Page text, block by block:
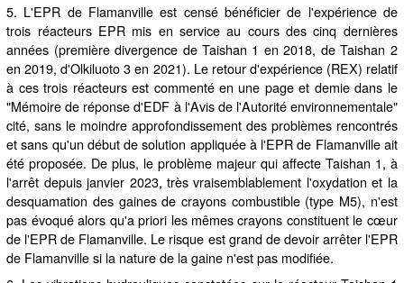
5. L'EPR de Flamanville est censé bénéficier de l'expérience de
trois réacteurs EPR mis en service au cours des cinq dernières
années (première divergence de Taishan 1 en 2018, de Taishan 2
en 2019, d'Olkiluoto 3 en 2021). Le retour d'expérience (REX) relatif
à ces trois réacteurs est commenté en une page et demie dans le
"Mémoire de réponse d'EDF à l'Avis de l'Autorité environnementale"
cité, sans le moindre approfondissement des problèmes rencontrés
et sans qu'un début de solution appliquée à l'EPR de Flamanville ait
été proposée. De plus, le problème majeur qui affecte Taishan 1, à
l'arrêt depuis janvier 2023, très vraisemblablement l'oxydation et la
desquamation des gaines de crayons combustible (type M5), n'est
pas évoqué alors qu'a priori les mêmes crayons constituent le cœur
de l'EPR de Flamanville. Le risque est grand de devoir arrêter l'EPR
de Flamanville si la nature de la gaine n'est pas modifiée.